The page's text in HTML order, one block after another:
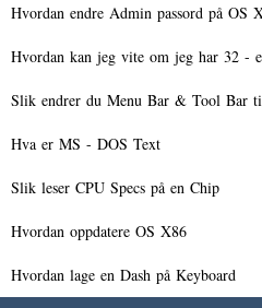
Hvordan endre Admin passord på OS
Hvordan kan jeg vite om jeg har 32 -
Slik endrer du Menu Bar & Tool Bar
Hva er MS - DOS Text
Slik leser CPU Specs på en Chip
Hvordan oppdatere OS X86
Hvordan lage en Dash på Keyboard